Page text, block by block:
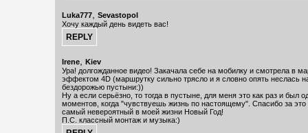
Luka777, Sevastopol
Хочу каждый день видеть вас!
Irene, Kiev
Ура! долгожданное видео! Закачала себе на мобилку и смотрела в
эффектом 4D (маршрутку сильно трясло и я словно опять неслась
бездорожью пустыни:))
Ну а если серьёзно, то тогда в пустыне, для меня это как раз и был
моментов, когда "чувствуешь жизнь по настоящему". Спасибо за
самый невероятный в моей жизни Новый Год!
П.С. классный монтаж и музыка:)